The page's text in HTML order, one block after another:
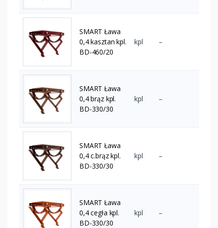
SMART Ława
0,4 kasztan kpl.
BD-460/20
kpl –
SMART Ława
0,4 brąz kpl.
BD-330/30
kpl –
SMART Ława
0,4 c.brąz kpl.
BD-330/30
kpl –
SMART Ława
0,4 cegła kpl.
BD-330/30
kpl –